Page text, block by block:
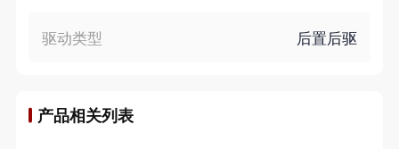
驱动类型 后置后驱
产品相关列表